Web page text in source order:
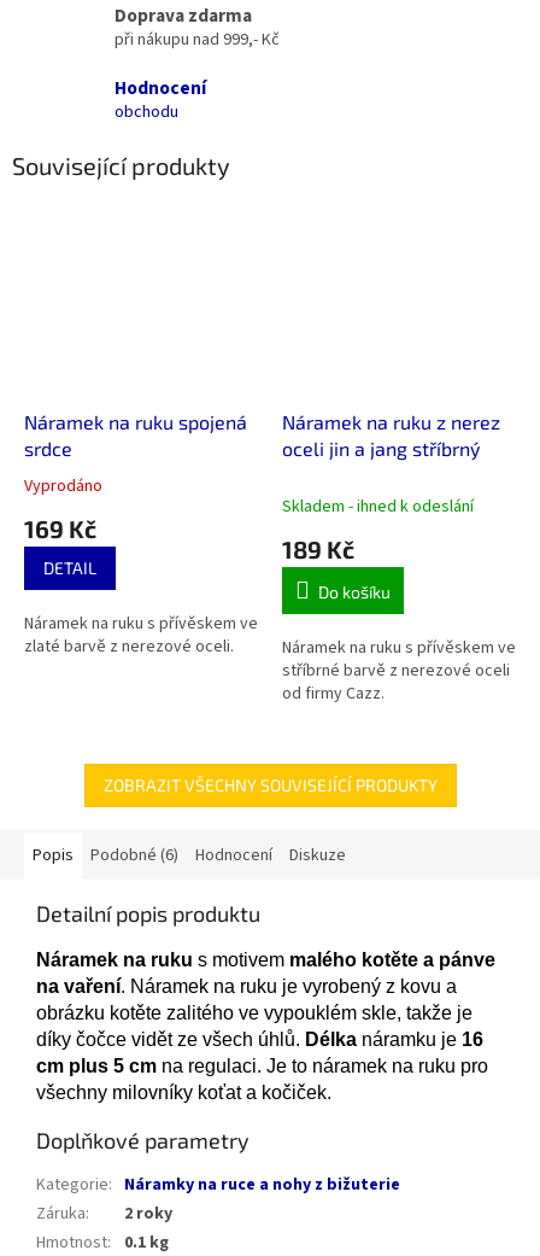
Doprava zdarma
při nákupu nad 999,- Kč
Hodnocení
obchodu
Související produkty
Náramek na ruku spojená
srdce
Průměrné
produktu
5
hvězdiček.
Vyprodáno
169 Kč
DETAIL
Náramek na ruku s přívěskem ve
zlaté barvě z nerezové oceli.
Náramek na ruku z nerez
oceli jin a jang stříbrný
Skladem - ihned k odeslání
189 Kč
Do košíku
Náramek na ruku s přívěskem ve
stříbrné barvě z nerezové oceli
od firmy Cazz.
ZOBRAZIT VŠECHNY SOUVISEJÍCÍ PRODUKTY
Popis Podobné (6) Hodnocení Diskuze
Detailní popis produktu
Náramek na ruku s motivem malého kotěte a pánve
na vaření. Náramek na ruku je vyrobený z kovu a
obrázku kotěte zalitého ve vypouklém skle, takže je
díky čočce vidět ze všech úhlů. Délka náramku je 16
cm plus 5 cm na regulaci. Je to náramek na ruku pro
všechny milovníky koťat a kočiček.
Doplňkové parametry
Kategorie: Náramky na ruce a nohy z bižuterie
Záruka:
2 roky
Hmotnost:
0.1 kg